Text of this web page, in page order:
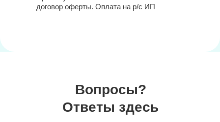
договор оферты. Оплата на р/с ИП
Вопросы?
Ответы здесь
Купить билеты